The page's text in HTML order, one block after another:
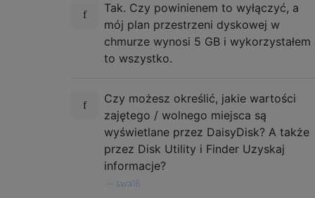
Tak. Czy powinienem to wyłączyć, a
mój plan przestrzeni dyskowej w
chmurze wynosi 5 GB i wykorzystałem
to wszystko.
Czy możesz określić, jakie wartości
zajętego / wolnego miejsca są
wyświetlane przez DaisyDisk? A także
przez Disk Utility i Finder Uzyskaj
informacje?
swa16